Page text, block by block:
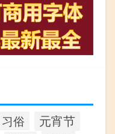
习俗 元宵节